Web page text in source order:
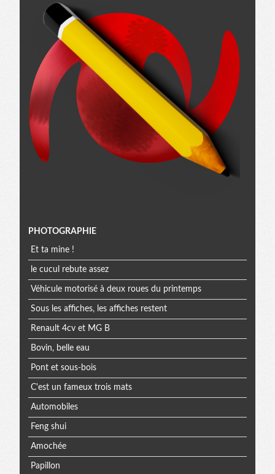
Menu
extra
PHOTOGRAPHIE
Et ta mine !
le cucul rebute assez
Véhicule motorisé à deux roues du printemps
Sous les affiches, les affiches restent
Renault 4cv et MG B
Bovin, belle eau
Pont et sous-bois
C'est un fameux trois mats
Automobiles
Feng shui
Amochée
Papillon